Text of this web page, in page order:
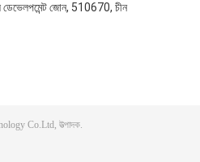
ডেভেলপমেন্ট জোন, 510670, চীন